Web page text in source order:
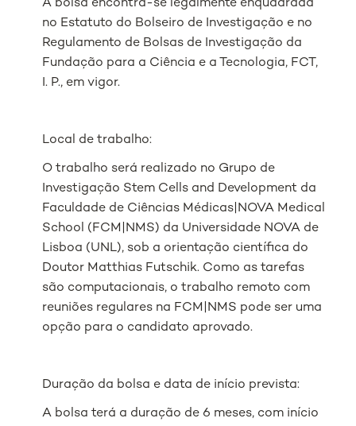
A bolsa encontra-se legalmente enquadrada
no Estatuto do Bolseiro de Investigação e no
Regulamento de Bolsas de Investigação da
Fundação para a Ciência e a Tecnologia, FCT,
I. P., em vigor.
Local de trabalho:
O trabalho será realizado no Grupo de
Investigação Stem Cells and Development da
Faculdade de Ciências Médicas|NOVA Medical
School (FCM|NMS) da Universidade NOVA de
Lisboa (UNL), sob a orientação científica do
Doutor Matthias Futschik. Como as tarefas
são computacionais, o trabalho remoto com
reuniões regulares na FCM|NMS pode ser uma
opção para o candidato aprovado.
Duração da bolsa e data de início prevista:
A bolsa terá a duração de 6 meses, com início